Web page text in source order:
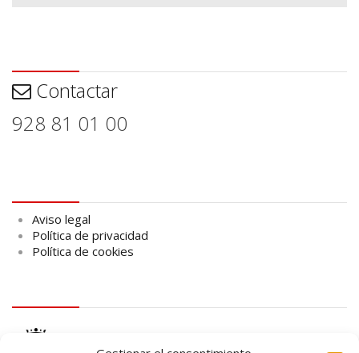
Contactar
928 81 01 00
Aviso legal
Política de privacidad
Política de cookies